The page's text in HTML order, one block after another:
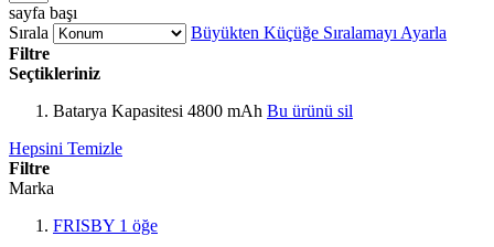
sayfa başı
Sırala
Büyükten Küçüğe Sıralamayı Ayarla
Filtre
Seçtikleriniz
Batarya Kapasitesi 4800 mAh Bu ürünü sil
Hepsini Temizle
Filtre
Marka
FRISBY 1 öğe